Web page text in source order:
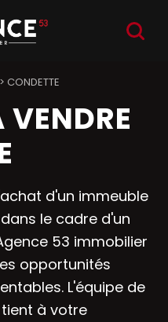
> CONDETTE
d'un immeuble
le cadre d'un
53 immobilier
opportunités
L'équipe de
à votre